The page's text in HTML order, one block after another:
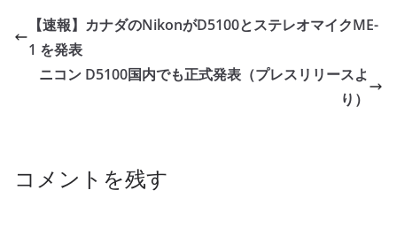
【速報】カナダのNikonがD5100とステレオマイクME-
1 を発表
ニコン D5100国内でも正式発表（プレスリリースよ
り）
コメントを残す